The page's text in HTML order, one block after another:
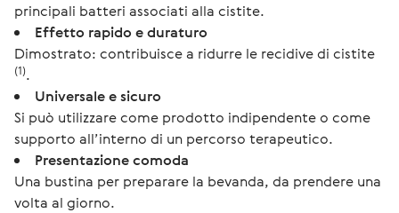
principali batteri associati alla cistite.
Effetto rapido e duraturo
Dimostrato: contribuisce a ridurre le recidive di cistite
(1).
Universale e sicuro
Si può utilizzare come prodotto indipendente o come
supporto all’interno di un percorso terapeutico.
Presentazione comoda
Una bustina per preparare la bevanda, da prendere una
volta al giorno.